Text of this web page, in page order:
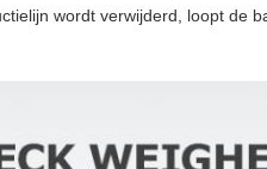
wordt verwijderd, loopt de